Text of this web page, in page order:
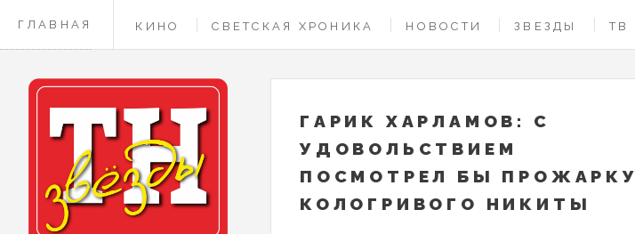
ГЛАВНАЯ КИНО СВЕТСКАЯ ХРОНИКА НОВОСТИ ЗВЕЗДЫ ТВ
КОНТАКТЫ
ГАРИК ХАРЛАМОВ: С
УДОВОЛЬСТВИЕМ
ПОСМОТРЕЛ БЫ ПРОЖАРКУ
КОЛОГРИВОГО НИКИТЫ